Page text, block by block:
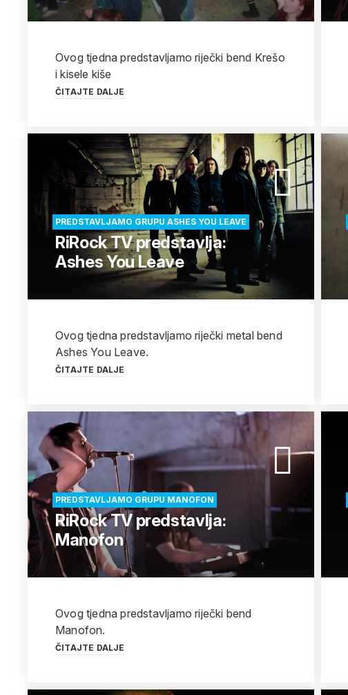
Ovog tjedna predstavljamo riječki bend Krešo
i kisele kiše
ČITAJTE DALJE
PREDSTAVLJAMO GRUPU ASHES YOU LEAVE
RiRock TV predstavlja:
Ashes You Leave
Ovog tjedna predstavljamo riječki metal bend
Ashes You Leave.
ČITAJTE DALJE
PREDSTAVLJAMO GRUPU MANOFON
RiRock TV predstavlja:
Manofon
Ovog tjedna predstavljamo riječki bend
Manofon.
ČITAJTE DALJE